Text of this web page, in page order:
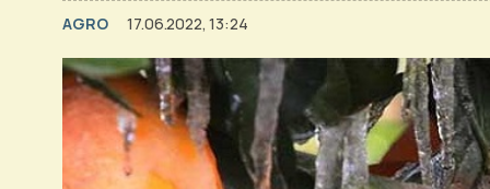
AGRO 17.06.2022, 13:24